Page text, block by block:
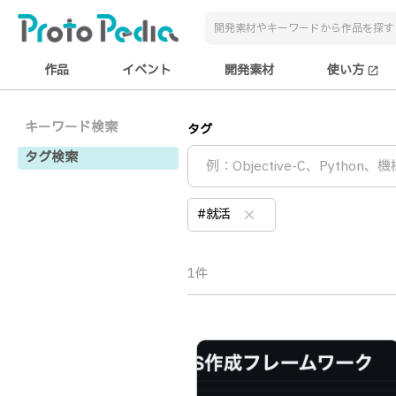
作品 イベント 開発素材 使い方 open_in_new
キーワード検索
タグ検索
タグ
#就活 clear
1件